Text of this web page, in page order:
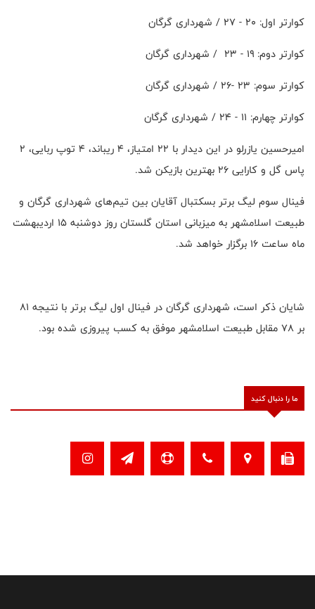
کوارتر اول: ۲۰ - ۲۷ / شهرداری گرگان
کوارتر دوم: ۱۹ - ۲۳ / شهرداری گرگان
کوارتر سوم: ۲۳ -۲۶ / شهرداری گرگان
کوارتر چهارم: ۱۱ - ۲۴ / شهرداری گرگان
امیرحسین یازرلو در این دیدار با ۲۲ امتیاز، ۴ ریباند، ۴ توپ ربایی، ۲
پاس گل و کارایی ۲۶ بهترین بازیکن شد.
فینال سوم لیگ برتر بسکتبال آقایان بین تیم‌های شهرداری گرگان و
طبیعت اسلامشهر به میزبانی استان گلستان روز دوشنبه ۱۵ اردیبهشت
ماه ساعت ۱۶ برگزار خواهد شد.
شایان ذکر است، شهرداری گرگان در فینال اول لیگ برتر با نتیجه ۸۱
بر ۷۸ مقابل طبیعت اسلامشهر موفق به کسب پیروزی شده بود.
ما را دنبال کنید